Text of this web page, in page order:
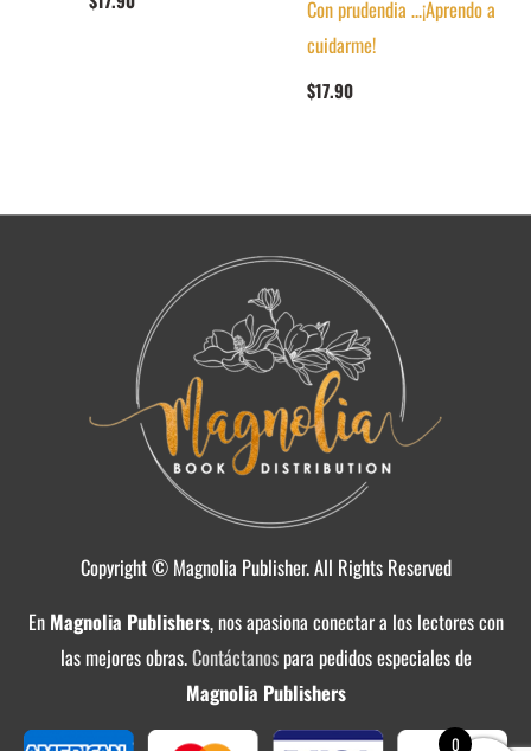
Con prudendia …¡Aprendo a
cuidarme!
$17.90
Copyright © Magnolia Publisher. All Rights Reserved
En Magnolia Publishers, nos apasiona conectar a los lectores con
las mejores obras.Contáctanospara pedidos especiales de
Magnolia Publishers
0